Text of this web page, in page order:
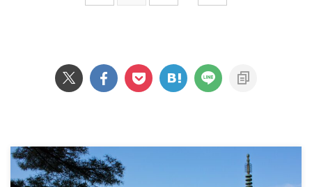
この記事ではネイティブキャンプ
る口コミ・評判についてまとめて
います。 まず先に結論となりま
すが、ネイティブキャンプのカラ
ト、一般ユーザーによる口コミ・
くわかるはずですよ。 それでは
始めていきましょう。 ＼ 無料体
験を7日間無制限で受けられま